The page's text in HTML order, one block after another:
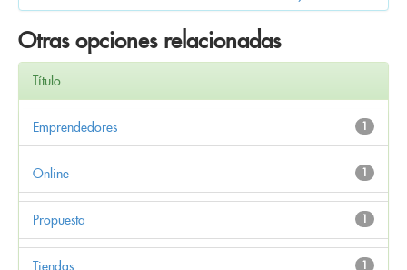
Otras opciones relacionadas
Título
1
Emprendedores
1
Online
1
Propuesta
1
Tiendas